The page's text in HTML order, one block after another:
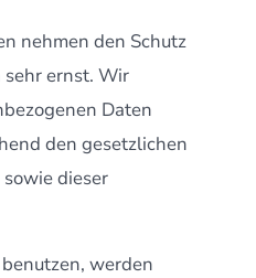
nehmen den Schutz
ernst. Wir
Daten
den gesetzlichen
dieser
werden